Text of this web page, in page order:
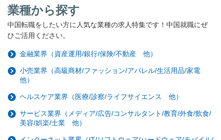
業種から探す
中国転職をしたい方に人気な業種の求人特集です！中国就職にぜ
ひご活用ください。
金融業界（資産運用/銀行/保険/不動産 他）
小売業界（高級商材/ファッション/アパレル/生活用品/家電
他）
ヘルスケア業界（医療/診察/ライフサイエンス 他）
サービス業界（メディア/広告/コンサルタント/教育/外食/飲食/
美容/娯楽/士業 他）